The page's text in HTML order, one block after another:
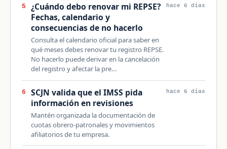
5
¿Cuándo debo renovar mi REPSE?
Fechas, calendario y
consecuencias de no hacerlo
Consulta el calendario oficial para saber en
qué meses debes renovar tu registro REPSE.
No hacerlo puede derivar en la cancelación
del registro y afectar la pre…
hace 6 días
6
SCJN valida que el IMSS pida
información en revisiones
Mantén organizada la documentación de
cuotas obrero-patronales y movimientos
afiliatorios de tu empresa.
hace 6 días